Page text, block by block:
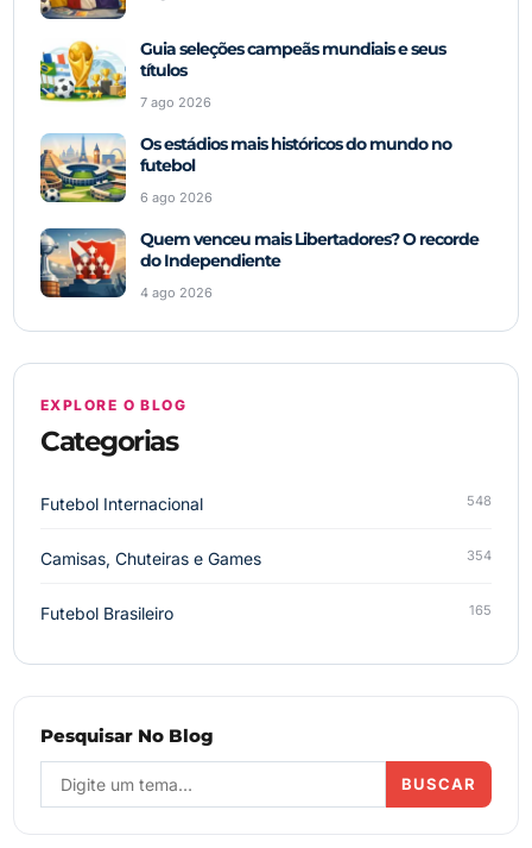
Guia seleções campeãs mundiais e seus
títulos
7 ago 2026
Os estádios mais históricos do mundo no
futebol
6 ago 2026
Quem venceu mais Libertadores? O recorde
do Independiente
4 ago 2026
EXPLORE O BLOG
Categorias
Futebol Internacional 548
Camisas, Chuteiras e Games 354
Futebol Brasileiro 165
Pesquisar No Blog
BUSCAR